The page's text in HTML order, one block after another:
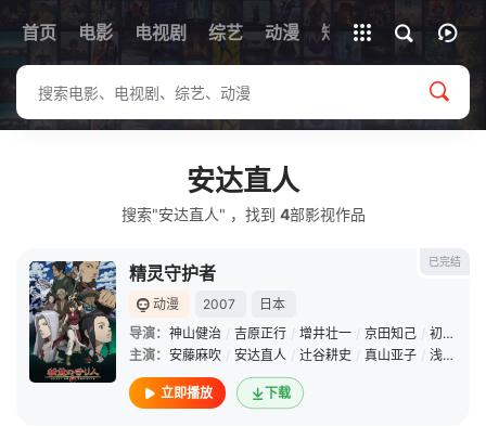
首页 电影 电视剧 综艺 动漫 短剧
全部影片
安达直人
搜索"安达直人" ，找到 4部影视作品
已完结
精灵守护者
动漫 2007
日本
导演： 神山健治 / 吉原正行 / 增井壮一 / 京田知己 / 初见浩一
主演： 安藤麻吹 / 安达直人 / 辻谷耕史 / 真山亚子 / 浅野真由美
立即播放 下载